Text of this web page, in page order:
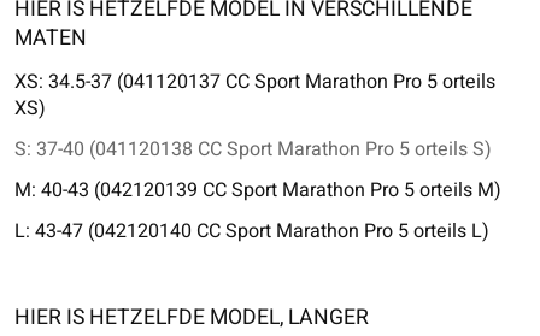
HIER IS HETZELFDE MODEL IN VERSCHILLENDE
MATEN
XS: 34.5-37 (041120137 CC Sport Marathon Pro 5 orteils
XS)
S: 37-40 (041120138 CC Sport Marathon Pro 5 orteils S)
M: 40-43 (042120139 CC Sport Marathon Pro 5 orteils M)
L: 43-47 (042120140 CC Sport Marathon Pro 5 orteils L)
HIER IS HETZELFDE MODEL, LANGER